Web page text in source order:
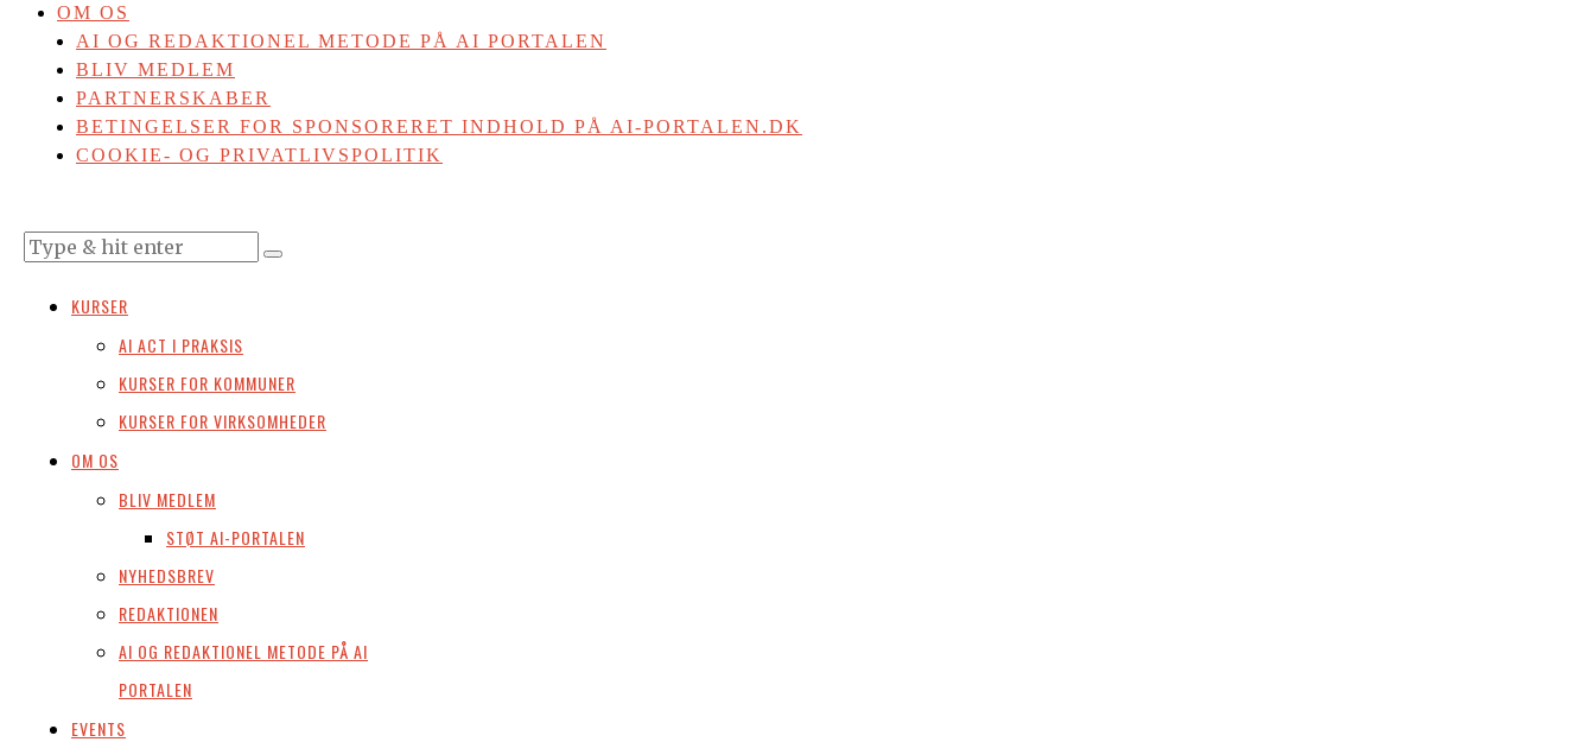
OM OS
AI OG REDAKTIONEL METODE PÅ AI PORTALEN
BLIV MEDLEM
PARTNERSKABER
BETINGELSER FOR SPONSORERET INDHOLD PÅ AI-PORTALEN.DK
COOKIE- OG PRIVATLIVSPOLITIK
KURSER
AI ACT I PRAKSIS
KURSER FOR KOMMUNER
KURSER FOR VIRKSOMHEDER
OM OS
BLIV MEDLEM
STØT AI-PORTALEN
NYHEDSBREV
REDAKTIONEN
AI OG REDAKTIONEL METODE PÅ AI
PORTALEN
EVENTS